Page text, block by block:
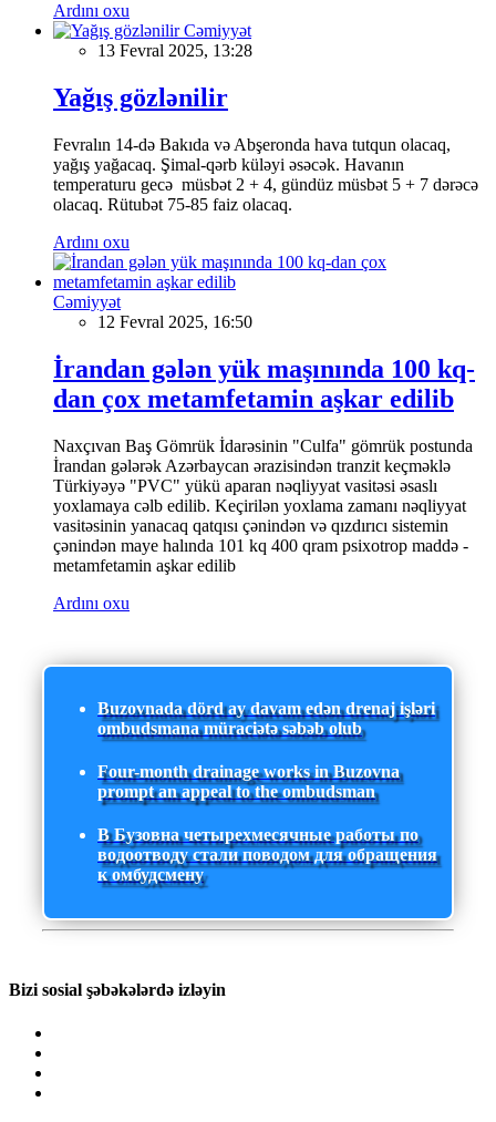
Ardını oxu
Cəmiyyət
13 Fevral 2025, 13:28
Yağış gözlənilir
Fevralın 14-də Bakıda və Abşeronda hava tutqun olacaq,
yağış yağacaq. Şimal-qərb küləyi əsəcək. Havanın
temperaturu gecə müsbət 2 + 4, gündüz müsbət 5 + 7 dərəcə
olacaq. Rütubət 75-85 faiz olacaq.
Ardını oxu
Cəmiyyət
12 Fevral 2025, 16:50
İrandan gələn yük maşınında 100 kq-
dan çox metamfetamin aşkar edilib
Naxçıvan Baş Gömrük İdarəsinin "Culfa" gömrük postunda
İrandan gələrək Azərbaycan ərazisindən tranzit keçməklə
Türkiyəyə "PVC" yükü aparan nəqliyyat vasitəsi əsaslı
yoxlamaya cəlb edilib. Keçirilən yoxlama zamanı nəqliyyat
vasitəsinin yanacaq qatqısı çənindən və qızdırıcı sistemin
çənindən maye halında 101 kq 400 qram psixotrop maddə -
metamfetamin aşkar edilib
Ardını oxu
Buzovnada dörd ay davam edən drenaj işləri
ombudsmana müraciətə səbəb olub
Four-month drainage works in Buzovna
prompt an appeal to the ombudsman
В Бузовна четырехмесячные работы по
водоотводу стали поводом для обращения
к омбудсмену
Bizi sosial şəbəkələrdə izləyin